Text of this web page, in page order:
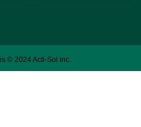
© 2024 Acti-Sol inc.